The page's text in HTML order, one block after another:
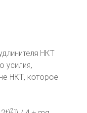
НКТ
усилия,
НКТ, которое
2